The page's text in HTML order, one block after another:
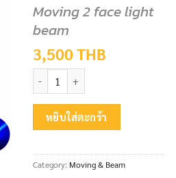
Moving 2 face light
beam
3,500 THB
Moving 2 face light beam
หยิบใส่ตะกร้า
Category: Moving & Beam